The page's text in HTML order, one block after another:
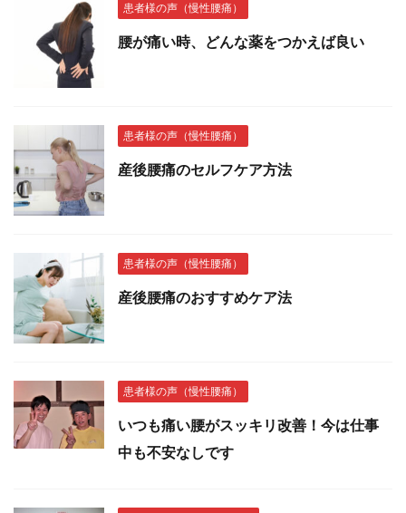
患者様の声（慢性腰痛）
腰が痛い時、どんな薬をつかえば良い
患者様の声（慢性腰痛）
産後腰痛のセルフケア方法
患者様の声（慢性腰痛）
産後腰痛のおすすめケア法
患者様の声（慢性腰痛）
いつも痛い腰がスッキリ改善！今は仕事
中も不安なしです